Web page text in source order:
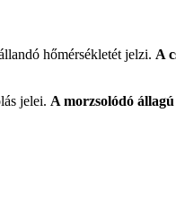
hőmérsékletét jelzi. A
jelei. A morzsolódó